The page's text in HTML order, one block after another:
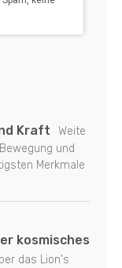
Kraft
Weite
und
Merkmale
kosmisches
das Lion's